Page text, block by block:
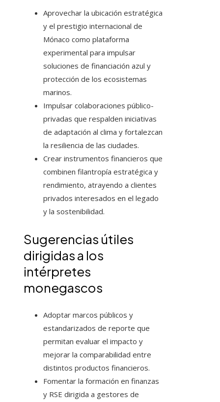
Aprovechar la ubicación estratégica
y el prestigio internacional de
Mónaco como plataforma
experimental para impulsar
soluciones de financiación azul y
protección de los ecosistemas
marinos.
Impulsar colaboraciones público-
privadas que respalden iniciativas
de adaptación al clima y fortalezcan
la resiliencia de las ciudades.
Crear instrumentos financieros que
combinen filantropía estratégica y
rendimiento, atrayendo a clientes
privados interesados en el legado
y la sostenibilidad.
Sugerencias útiles
dirigidas a los
intérpretes
monegascos
Adoptar marcos públicos y
estandarizados de reporte que
permitan evaluar el impacto y
mejorar la comparabilidad entre
distintos productos financieros.
Fomentar la formación en finanzas
y RSE dirigida a gestores de